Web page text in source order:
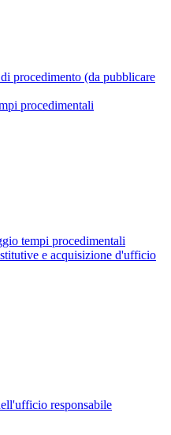
procedimento (da pubblicare
procedimentali
tempi procedimentali
e acquisizione d'ufficio
responsabile